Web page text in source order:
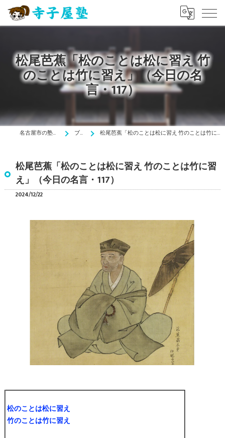
松尾芭蕉「松のことは松に習え 竹
のことは竹に習え」（今日の名
言・117）
名古屋市の塾は寺子屋塾 ブログ 松尾芭蕉「松のことは松に習え 竹のことは竹に習え」（今日の名言・117）
松尾芭蕉「松のことは松に習え 竹のことは竹に習
え」（今日の名言・117）
2024/12/22
松のことは松に習え
竹のことは竹に習え